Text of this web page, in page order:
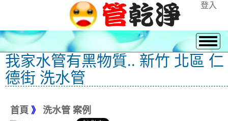
登入
我家水管有黑物質.. 新竹 北區 仁
德街 洗水管
首頁 》 洗水管 案例